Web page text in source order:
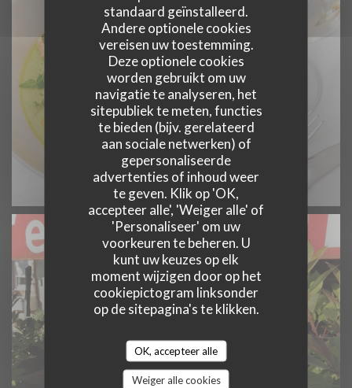
standaard geïnstalleerd.
Andere optionele cookies
vereisen uw toestemming.
Deze optionele cookies
worden gebruikt om uw
navigatie te analyseren, het
sitepubliek te meten, functies
te bieden (bijv. gerelateerd
aan sociale netwerken) of
gepersonaliseerde
advertenties of inhoud weer
te geven. Klik op 'OK,
accepteer alle', 'Weiger alle' of
'Personaliseer' om uw
voorkeuren te beheren. U
kunt uw keuzes op elk
moment wijzigen door op het
cookiepictogram linksonder
op de sitepagina's te klikken.
OK, accepteer alle
Weiger alle cookies